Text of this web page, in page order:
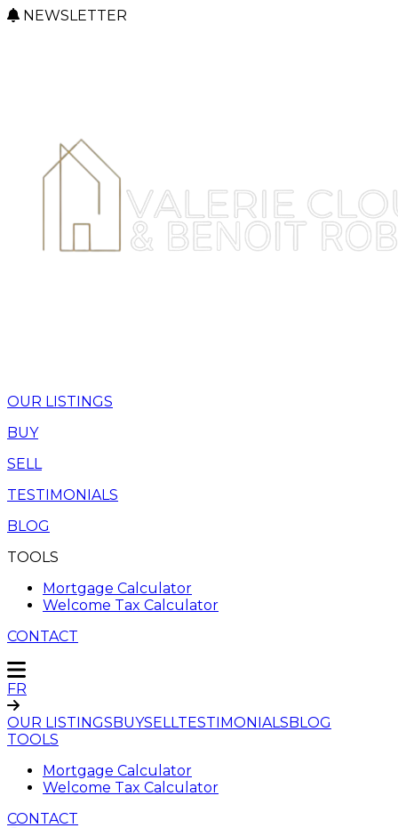
NEWSLETTER
OUR LISTINGS
BUY
SELL
TESTIMONIALS
BLOG
TOOLS
Mortgage Calculator
Welcome Tax Calculator
CONTACT
FR
OUR LISTINGSBUYSELLTESTIMONIALSBLOG
TOOLS
Mortgage Calculator
Welcome Tax Calculator
CONTACT